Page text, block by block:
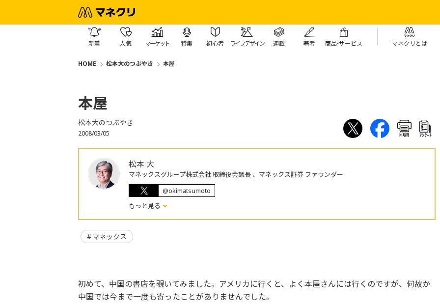
新着 人気 マーケット 特集 初心者 ライフデザイン 連載 著者 商品・サービス マネクリとは
HOME 松本大のつぶやき 本屋
本屋
松本大のつぶやき
2008/03/05 印刷 ｱﾝｹｰﾄ
松本 大
マネックスグループ株式会社 取締役会議長 、マネックス証券 ファウンダー
@okimatsumoto
もっと見る
マネックス
初めて、中国の書店を覗いてみました。アメリカに行くと、よく本屋さんには行くのですが、何故か
中国では今まで一度も寄ったことがありませんでした。